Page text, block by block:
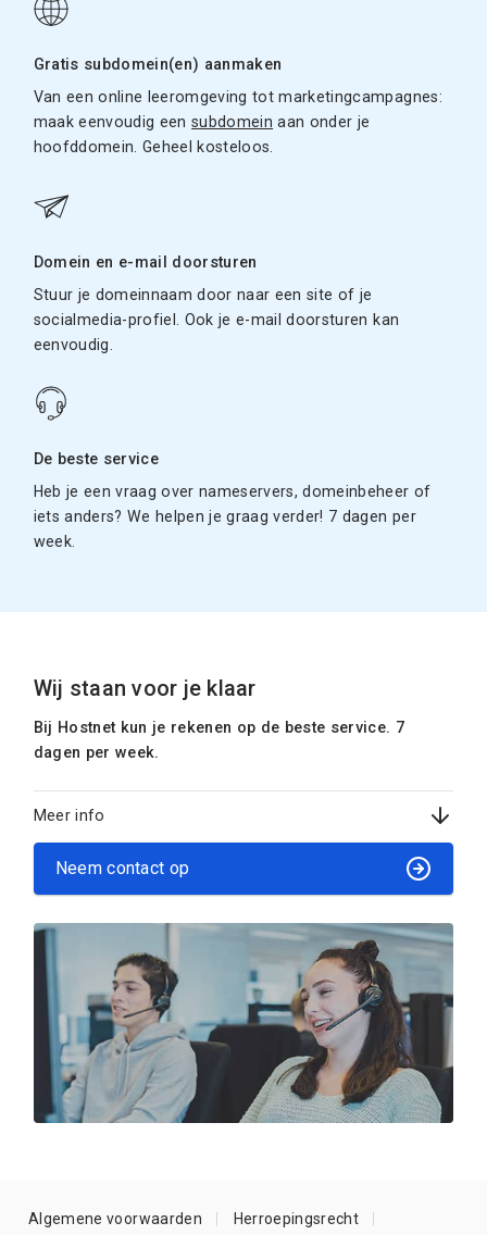
Gratis subdomein(en) aanmaken
Van een online leeromgeving tot marketingcampagnes:
maak eenvoudig eensubdomein aan onder je
hoofddomein. Geheel kosteloos.
Domein en e-mail doorsturen
Stuur je domeinnaam door naar een site of je
socialmedia-profiel. Ook je e-mail doorsturen kan
eenvoudig.
De beste service
Heb je een vraag over nameservers, domeinbeheer of
iets anders? We helpen je graag verder! 7 dagen per
week.
Wij staan voor je klaar
Bij Hostnet kun je rekenen op de beste service. 7
dagen per week.
Meer info
Neem contact op
Algemene voorwaarden Herroepingsrecht